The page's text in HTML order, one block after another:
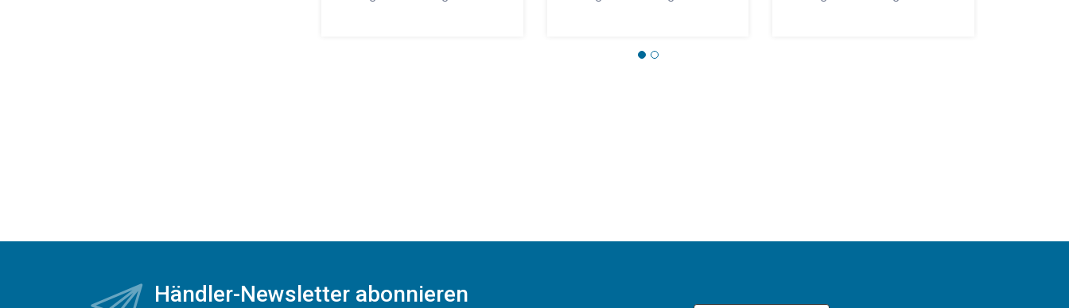
Händler-Newsletter abonnieren